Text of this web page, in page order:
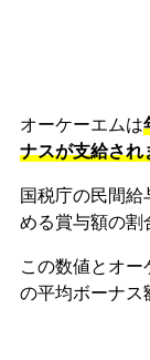
オーケーエムは
ナスが支給され
国税庁の民間
める賞与額の割
この数値とオ
の平均ボーナス